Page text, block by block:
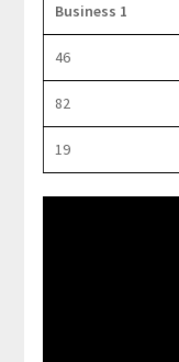
Business 1
46
82
19